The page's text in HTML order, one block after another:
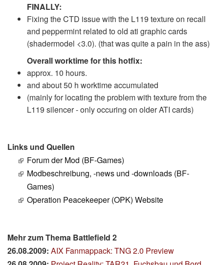
FINALLY:
Fixing the CTD issue with the L119 texture on recall
and peppermint related to old ati graphic cards
(shadermodel <3.0). (that was quite a pain in the ass)
Overall worktime for this hotfix:
approx. 10 hours.
and about 50 h worktime accumulated
(mainly for locating the problem with texture from the
L119 silencer - only occuring on older ATI cards)
Links und Quellen
Forum der Mod (BF-Games)
Modbeschreibung, -news und -downloads (BF-
Games)
Operation Peacekeeper (OPK) Website
Mehr zum Thema Battlefield 2
26.08.2009: AIX Fanmappack: TNG 2.0 Preview